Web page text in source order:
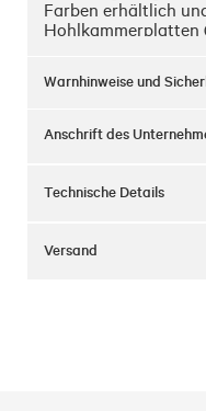
Farben erhältlich
Hohlkammerplatten
eingedeckt.
Warnhinweise und
Anschrift des
Technische Details
Versand